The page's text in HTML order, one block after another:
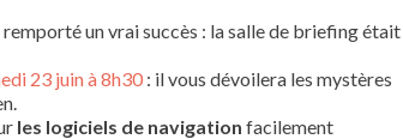
un vrai succès : la salle de briefing était
23 juin à 8h30 : il vous dévoilera les mystères
les logiciels de navigation facilement